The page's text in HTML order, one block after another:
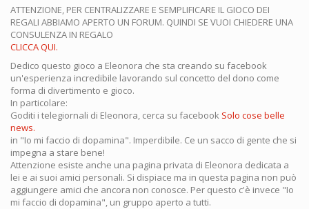
ATTENZIONE, PER CENTRALIZZARE E SEMPLIFICARE IL GIOCO DEI
REGALI ABBIAMO APERTO UN FORUM. QUINDI SE VUOI CHIEDERE UNA
CONSULENZA IN REGALO
CLICCA QUI.
Dedico questo gioco a Eleonora che sta creando su facebook
un'esperienza incredibile lavorando sul concetto del dono come
forma di divertimento e gioco.
In particolare:
Goditi i telegiornali di Eleonora, cerca su facebook Solo cose belle
news.
in "Io mi faccio di dopamina". Imperdibile. Ce un sacco di gente che si
impegna a stare bene!
Attenzione esiste anche una pagina privata di Eleonora dedicata a
lei e ai suoi amici personali. Si dispiace ma in questa pagina non può
aggiungere amici che ancora non conosce. Per questo c'è invece "Io
mi faccio di dopamina", un gruppo aperto a tutti.